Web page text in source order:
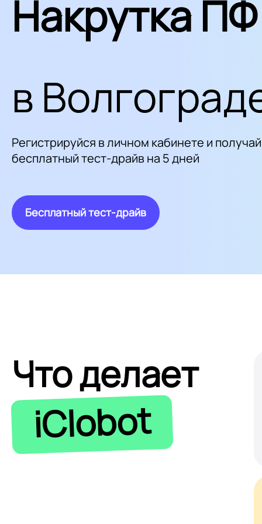
Накрутка ПФ
в
Регистрируйся в личном кабинете и получай
бесплатный тест-драйв на 5 дней
Бесплатный тест-драйв
Что делает
iClobot